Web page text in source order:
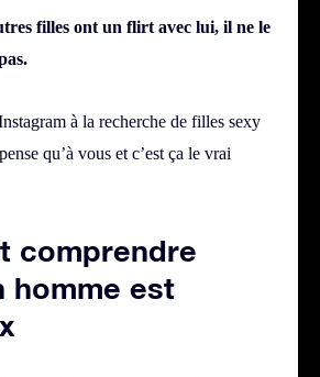
filles ont un flirt avec lui, il ne le
à la recherche de filles sexy
qu’à vous et c’est ça le vrai
comprendre
homme est